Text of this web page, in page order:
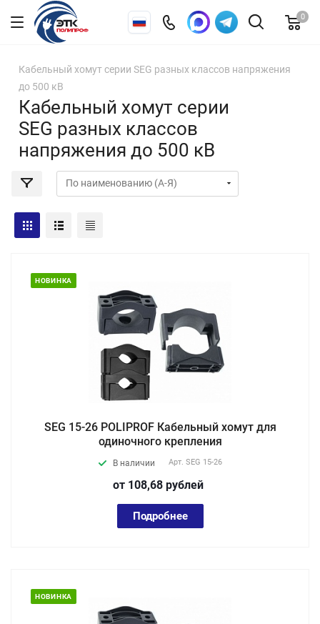
0
Кабельный хомут серии SEG разных классов напряжения
до 500 кВ
Кабельный хомут серии
SEG разных классов
напряжения до 500 кВ
НОВИНКА
SEG 15-26 POLIPROF Кабельный хомут для
одиночного крепления
В наличии Арт. SEG 15-26
от 108,68 рублей
Подробнее
НОВИНКА